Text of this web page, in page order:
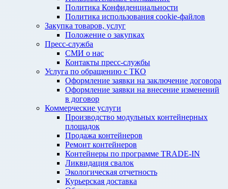
Политика Конфиденциальности
Политика использования cookie-файлов
Закупка товаров, услуг
Положение о закупках
Пресс-служба
СМИ о нас
Контакты пресс-службы
Услуга по обращению с ТКО
Оформление заявки на заключение договора
Оформление заявки на внесение изменений
в договор
Коммерческие услуги
Производство модульных контейнерных
площадок
Продажа контейнеров
Ремонт контейнеров
Контейнеры по программе TRADE-IN
Ликвидация свалок
Экологическая отчетность
Курьерская доставка